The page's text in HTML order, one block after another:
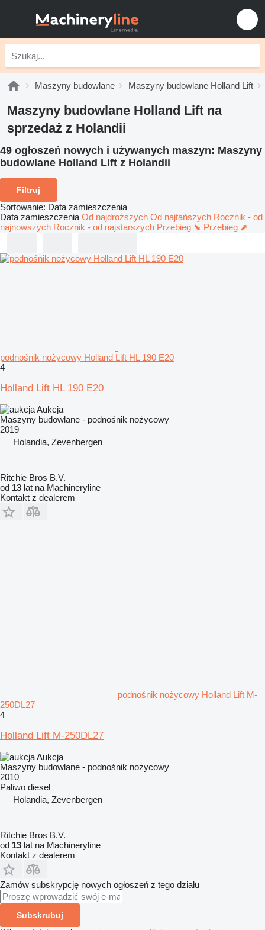
Maszyny budowlane Maszyny budowlane Holland Lift
Maszyny budowlane Holland Lift na
sprzedaż z Holandii
49 ogłoszeń nowych i używanych maszyn: Maszyny
budowlane Holland Lift z Holandii
Filtruj
Sortowanie: Data zamieszczenia
Data zamieszczenia Od najdroższych Od najtańszych Rocznik - od
najnowszych Rocznik - od najstarszych Przebieg ⬊ Przebieg ⬈
podnośnik nożycowy Holland Lift HL 190 E20
4
Holland Lift HL 190 E20
Aukcja
Maszyny budowlane - podnośnik nożycowy
2019
Holandia, Zevenbergen
Ritchie Bros B.V.
od 13 lat na Machineryline
Kontakt z dealerem
podnośnik nożycowy Holland Lift M-
250DL27
4
Holland Lift M-250DL27
Aukcja
Maszyny budowlane - podnośnik nożycowy
2010
Paliwo diesel
Holandia, Zevenbergen
Ritchie Bros B.V.
od 13 lat na Machineryline
Kontakt z dealerem
Zamów subskrypcję nowych ogłoszeń z tego działu
Subskrubuj